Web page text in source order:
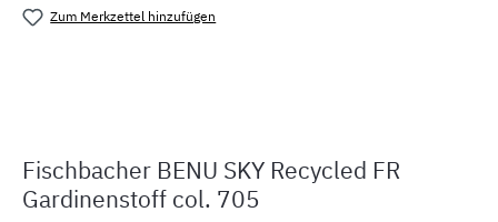
Zum Merkzettel hinzufügen
Fischbacher BENU SKY Recycled FR
Gardinenstoff col. 705